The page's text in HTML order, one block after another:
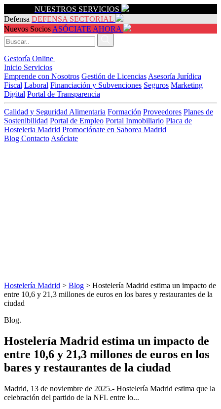
NUESTROS SERVICIOS
Defensa DEFENSA SECTORIAL
Nuevos Socios ASÓCIATE AHORA
Gestoría Online
Inicio Servicios
Emprende con Nosotros Gestión de Licencias Asesoría Jurídica
Fiscal Laboral Financiación y Subvenciones Seguros Marketing
Digital Portal de Transparencia
Calidad y Seguridad Alimentaria Formación Proveedores Planes de
Sostenibilidad Portal de Empleo Portal Inmobiliario Placa de
Hosteleria Madrid Promociónate en Saborea Madrid
Blog Contacto Asóciate
Hostelería Madrid > Blog > Hostelería Madrid estima un impacto de
entre 10,6 y 21,3 millones de euros en los bares y restaurantes de la
ciudad
Blog.
Hostelería Madrid estima un impacto de
entre 10,6 y 21,3 millones de euros en los
bares y restaurantes de la ciudad
Madrid, 13 de noviembre de 2025.- Hostelería Madrid estima que la
celebración del partido de la NFL entre lo...